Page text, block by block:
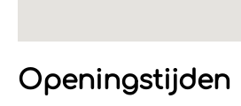
Openingstijden